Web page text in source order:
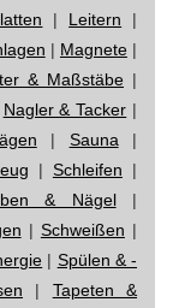
| Leitern |
| Magnete|
& Maßstäbe |
Nagler & Tacker |
| Sauna |
| Schleifen |
& Nägel|
| Schweißen |
| Spülen & -
| Tapeten &